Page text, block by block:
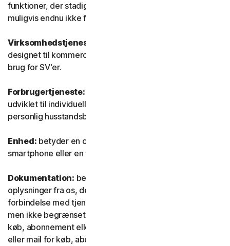
funktioner, der stadig er i testtilstand. Disse funktioner er
muligvis endnu ikke fuldt funktionsdygtige eller færdige.
Virksomhedstjeneste:
designet til kommercielle formål og beregnet til intern
brug for SV'er.
Forbrugertjeneste:
udviklet til individuelle forbrugerformål og beregnet til
personlig husstandsbrug.
Enhed: betyder en computer, en bærbar computer, en
smartphone eller en tablet.
Dokumentation: betyder alle dokumenter og
oplysninger fra os, der ledsager eller stilles til rådighed i
forbindelse med tjenesten og/eller softwaren (herunder,
men ikke begrænset til, emballage eller oplysninger om
køb, abonnement eller fornyelse, såsom en kvittering
eller mail for køb, abonnement eller fornyelse, og